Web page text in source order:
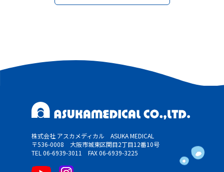
株式会社 アスカメディカル ASUKA MEDICAL
〒536-0008 大阪市城東区関目2丁目12番10号
TEL 06-6939-3011
FAX 06-6939-3225